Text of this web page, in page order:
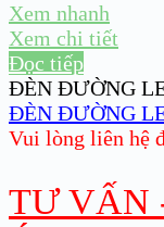
Xem nhanh
Xem chi tiết
Đọc tiếp
ĐÈN ĐƯỜNG
ĐÈN ĐƯỜNG
Vui lòng liên hệ
TƯ VẤN